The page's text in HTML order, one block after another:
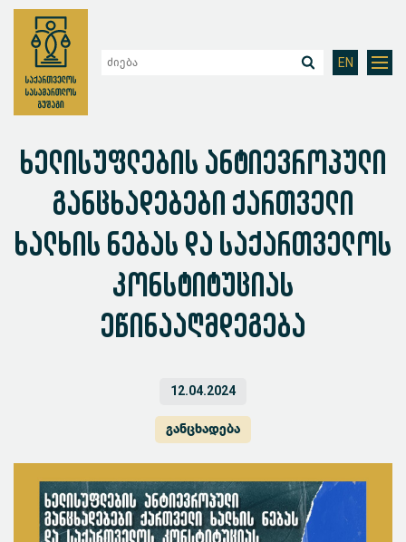
EN
ხელისუფლების ანტიევროპული
განცხადებები ქართველი
ხალხის ნებას და საქართველოს
კონსტიტუციას
ეწინააღმდეგება
12.04.2024
განცხადება